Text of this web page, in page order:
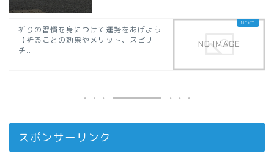
祈りの習慣を身につけて運勢をあげよう
【祈ることの効果やメリット、スピリ
チ...
スポンサーリンク